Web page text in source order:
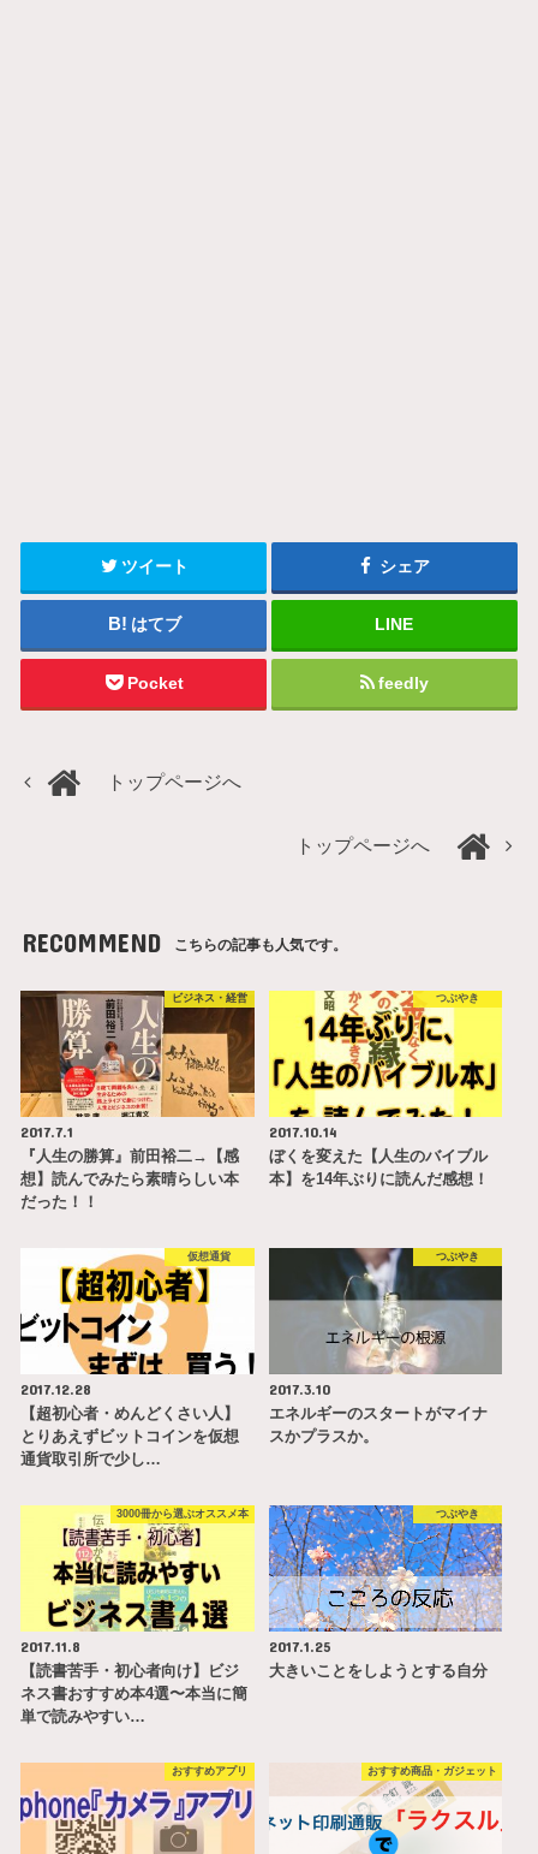
ツイート シェア
はてブ LINE
Pocket feedly
トップページへ
トップページへ
RECOMMEND こちらの記事も人気です。
ビジネス・経営
2017.7.1
『人生の勝算』前田裕二→【感
想】読んでみたら素晴らしい本
だった！！
つぶやき
2017.10.14
ぼくを変えた【人生のバイブル
本】を14年ぶりに読んだ感想！
仮想通貨
2017.12.28
【超初心者・めんどくさい人】
とりあえずビットコインを仮想
通貨取引所で少し…
つぶやき
2017.3.10
エネルギーのスタートがマイナ
スかプラスか。
3000冊から選ぶオススメ本
2017.11.8
【読書苦手・初心者向け】ビジ
ネス書おすすめ本4選〜本当に簡
単で読みやすい…
つぶやき
2017.1.25
大きいことをしようとする自分
おすすめアプリ おすすめ商品・ガジェット